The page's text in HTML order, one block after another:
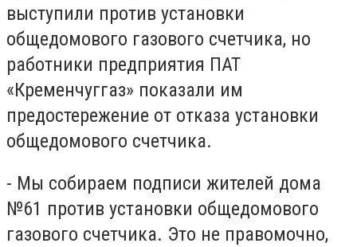
выступили против установки
общедомового газового счетчика, но
работники предприятия ПАТ
«Кременчуггаз» показали им
предостережение от отказа установки
общедомового счетчика.
- Мы собираем подписи жителей дома
№61 против установки общедомового
газового счетчика. Это не правомочно,